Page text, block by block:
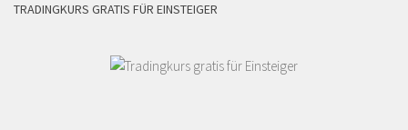
TRADINGKURS GRATIS FÜR EINSTEIGER